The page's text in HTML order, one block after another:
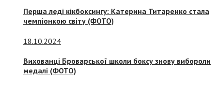
Перша леді кікбоксингу: Катерина Титаренко стала
чемпіонкою світу (ФОТО)
18.10.2024
Вихованці Броварської школи боксу знову вибороли
медалі (ФОТО)